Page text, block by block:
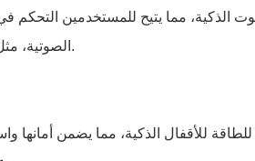
مما يتيح للمستخدمين التحكم في
الصوتية، مثل الإضاءة والتحكم في درجة الحرارة وأنظمة الترفيه.
للأقفال الذكية، مما يضمن أمانها